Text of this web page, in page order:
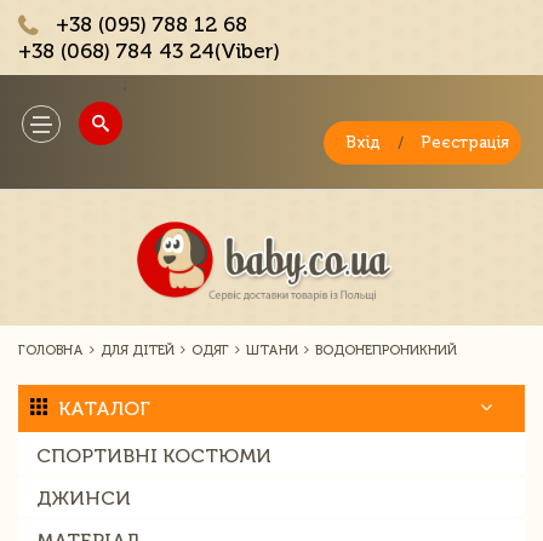
+38 (095) 788 12 68
+38 (068) 784 43 24(Viber)
Toggle
navigation
Вхід / Реєстрація
ГОЛОВНА ДЛЯ ДІТЕЙ ОДЯГ ШТАНИ ВОДОНЕПРОНИКНИЙ
КАТАЛОГ
СПОРТИВНІ КОСТЮМИ
ДЖИНСИ